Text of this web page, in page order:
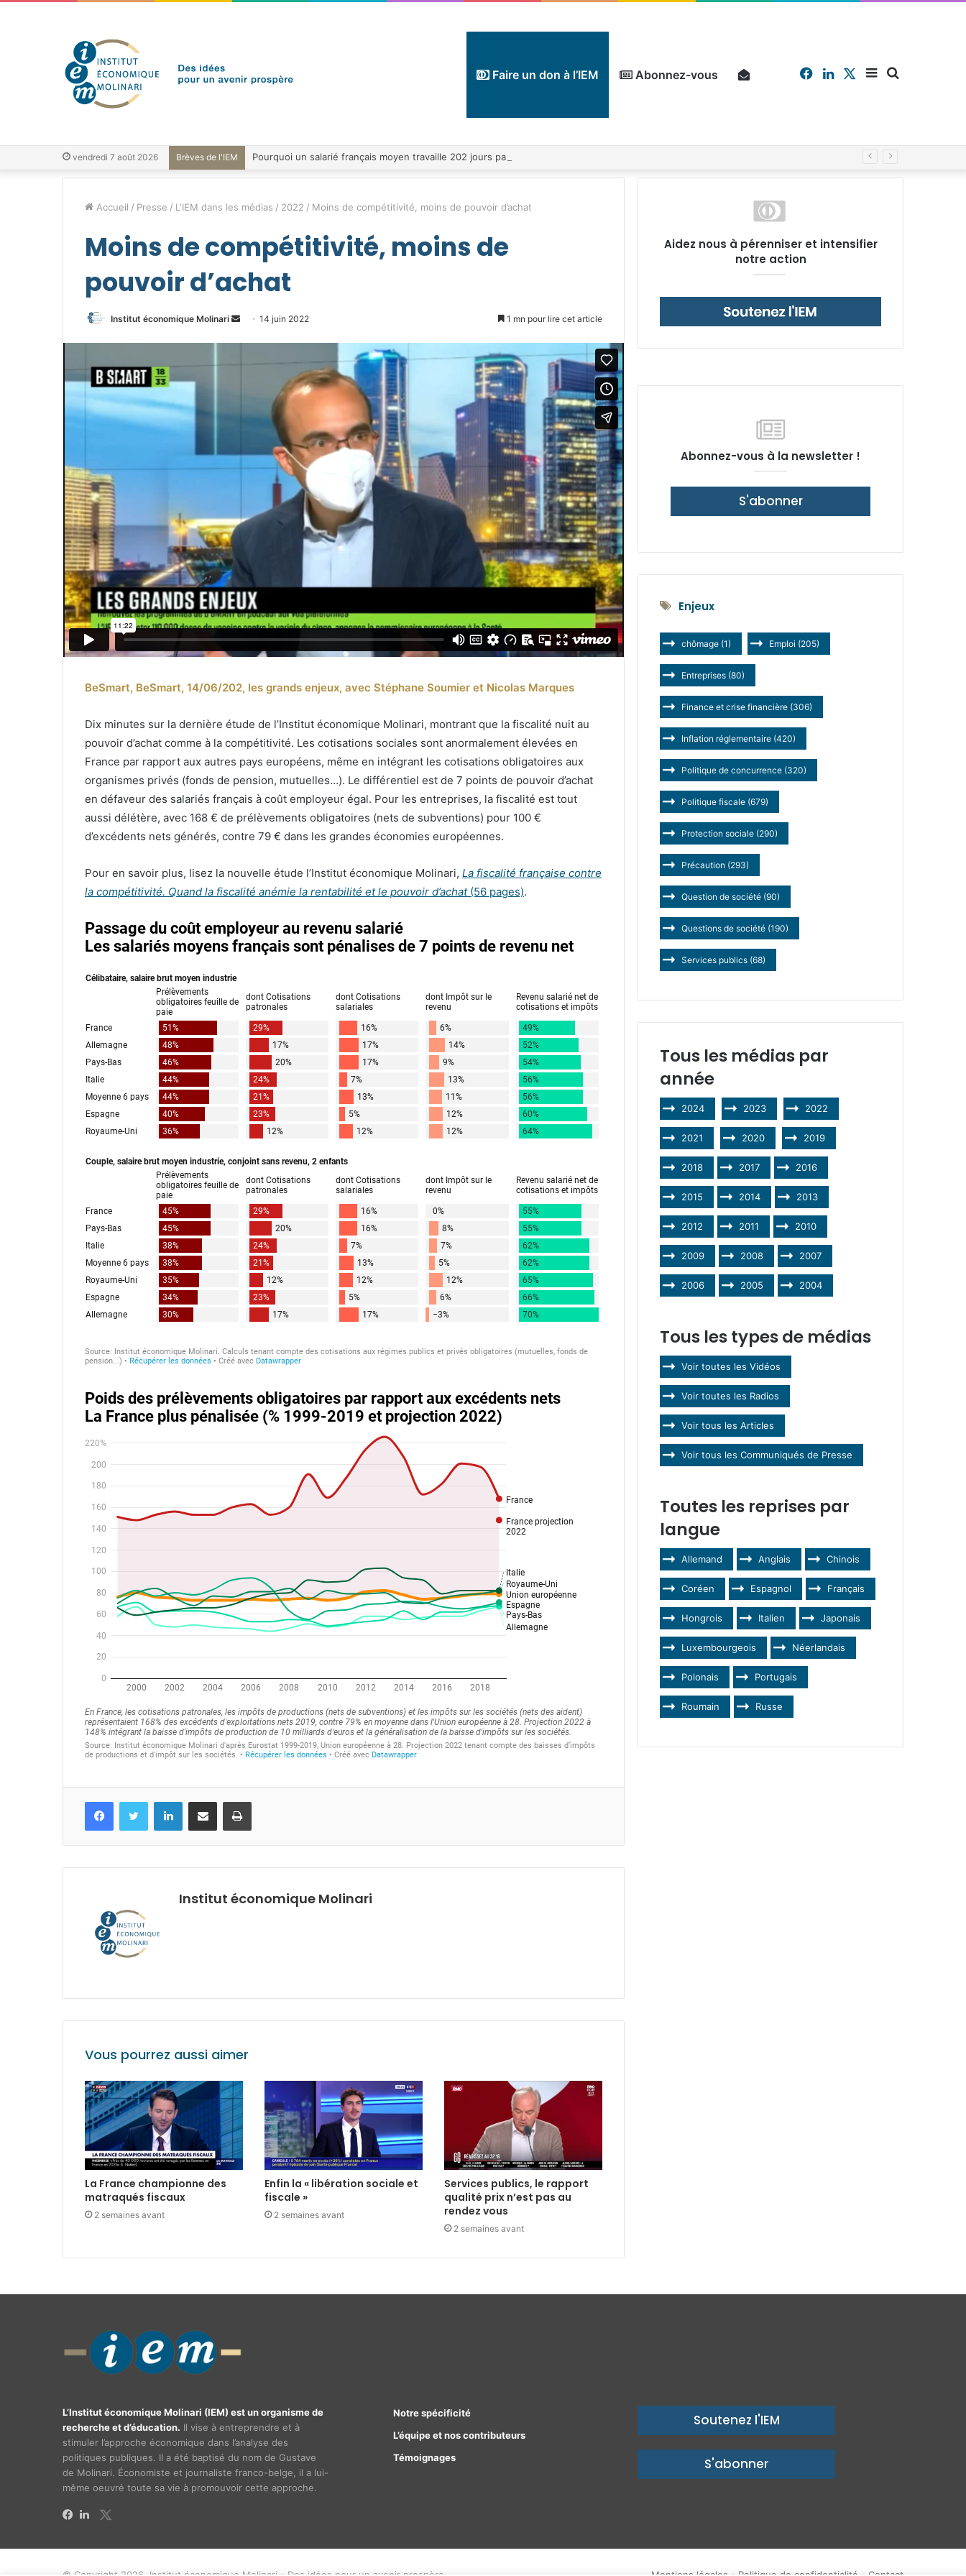
Faire un don à l’IEM Abonnez-vous Sidebar
X
Linkedin
Facebook
vendredi 7 août 2026 Brèves de l'IEM
Accueil / Presse / L'IEM dans les médias / 2022 / Moins de compétitivité, moins de pouvoir d’achat
Moins de compétitivité, moins de
pouvoir d’achat
Institut économique Molinari
Envoyer14 juin 2022 1 mn pour lire cet article
BeSmart, BeSmart, 14/06/202, les grands enjeux, avec Stéphane Soumier et Nicolas Marques
Dix minutes sur la dernière étude de l’Institut économique Molinari, montrant que la fiscalité nuit au
pouvoir d’achat comme à la compétitivité. Les cotisations sociales sont anormalement élevées en
France par rapport aux autres pays européens, même en intégrant les cotisations obligatoires aux
organismes privés (fonds de pension, mutuelles…). Le différentiel est de 7 points de pouvoir d’achat
en défaveur des salariés français à coût employeur égal. Pour les entreprises, la fiscalité est tout
aussi délétère, avec 168 € de prélèvements obligatoires (nets de subventions) pour 100 €
d’excédents nets générés, contre 79 € dans les grandes économies européennes.
Pour en savoir plus, lisez la nouvelle étude l’Institut économique Molinari, La fiscalité française contre
la compétitivité. Quand la fiscalité anémie la rentabilité et le pouvoir d’achat(56 pages).
FacebookTwitter LinkedinPartagez par mail Imprimez
Institut économique Molinari
Vous pourrez aussi aimer
La France championne des
matraqués fiscaux
2 semaines avant
Enfin la « libération sociale et
fiscale »
2 semaines avant
Services publics, le rapport
qualité prix n’est pas au
rendez vous
2 semaines avant
Aidez nous à pérenniser et intensifier
notre action
Abonnez-vous à la newsletter !
S'abonner
Enjeux
chômage (1) Emploi (205)
Entreprises (80)
Finance et crise financière (306)
Inflation réglementaire (420)
Politique de concurrence (320)
Politique fiscale (679)
Protection sociale (290)
Précaution (293)
Question de société (90)
Questions de société (190)
Services publics (68)
Tous les médias par
année
2024 2023 2022
2021 2020 2019
2018 2017 2016
2015 2014 2013
2012 2011 2010
2009 2008 2007
2006 2005 2004
Tous les types de médias
Voir toutes les Vidéos
Voir toutes les Radios
Voir tous les Articles
Voir tous les Communiqués de Presse
Toutes les reprises par
langue
Allemand Anglais Chinois
Coréen Espagnol Français
Hongrois Italien Japonais
Luxembourgeois Néerlandais
Polonais Portugais
Roumain Russe
L’Institut économique Molinari (IEM) est un organisme de
recherche et d’éducation. Il vise à entreprendre et à
stimuler l’approche économique dans l’analyse des
politiques publiques. Il a été baptisé du nom de Gustave
de Molinari. Économiste et journaliste franco-belge, il a lui-
même oeuvré toute sa vie à promouvoir cette approche.
Notre spécificité
L’équipe et nos contributeurs
Témoignages
Soutenez l'IEM
S'abonner